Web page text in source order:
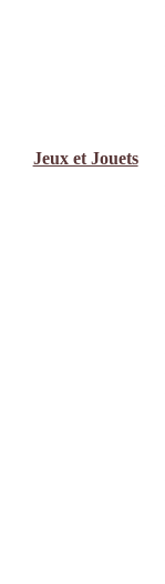
Jeux et Jouets